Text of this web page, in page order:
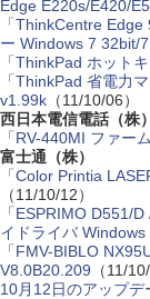
Edge E220s/E420/
「ThinkCentre
ー Windows 7 32bit/
「ThinkPad ホット
「ThinkPad 省電力
v1.99k（11/10/06）
西日本電信電話（株）
「RV-440MI ファー
富士通（株）
「Color Printia
（11/10/12）
「ESPRIMO D551/
イドライバ
「FMV-BIBLO
V8.0B20.209 （11/
10月12日のアップ